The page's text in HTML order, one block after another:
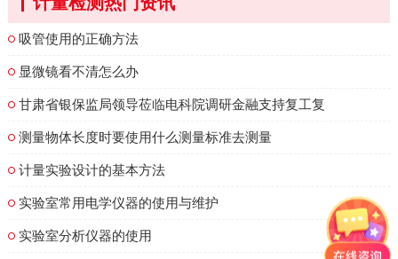
吸管使用的正确方法
显微镜看不清怎么办
甘肃省银保监局领导莅临电科院调研金融支持复工复
测量物体长度时要使用什么测量标准去测量
计量实验设计的基本方法
实验室常用电学仪器的使用与维护
实验室分析仪器的使用